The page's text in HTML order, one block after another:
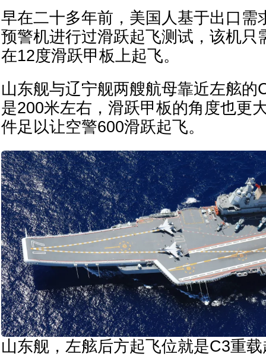
早在二十多年前，美国人基于出口需
预警机进行过滑跃起飞测试，该机只
在12度滑跃甲板上起飞。
山东舰与辽宁舰两艘航母靠近左舷的
是200米左右，滑跃甲板的角度也更
件足以让空警600滑跃起飞。
山东舰，左舷后方起飞位就是C3重